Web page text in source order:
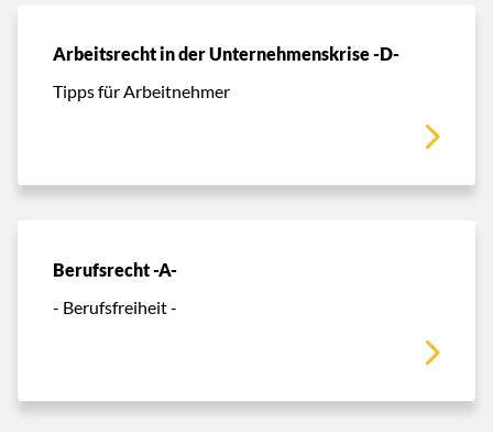
Arbeitsrecht in der Unternehmenskrise -D-
Tipps für Arbeitnehmer
Berufsrecht -A-
- Berufsfreiheit -